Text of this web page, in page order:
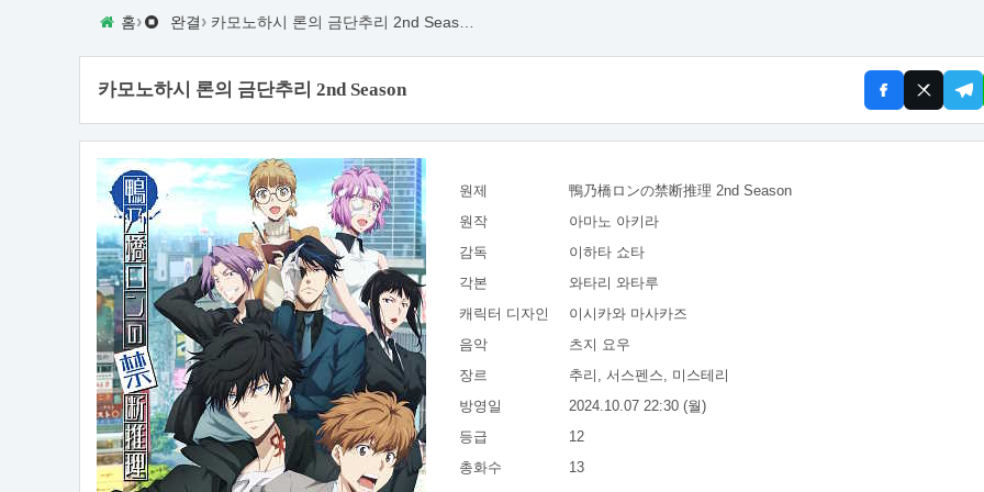
홈› 완결›
카모노하시 론의 금단추리 2nd Season
원제
鴨乃橋ロンの禁断推理 2nd Season
원작
아마노 아키라
감독
이하타 쇼타
각본
와타리 와타루
캐릭터 디자인
이시카와 마사카즈
음악
츠지 요우
장르
추리, 서스펜스, 미스테리
방영일
2024.10.07 22:30 (월)
등급
12
총화수
13